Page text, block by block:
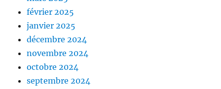
février 2025
janvier 2025
décembre 2024
novembre 2024
octobre 2024
septembre 2024